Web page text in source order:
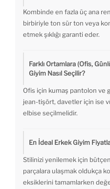
Kombinde en fazla üç ana
birbiriyle ton sür ton veya
etmek şıklığı garanti eder.
Farklı Ortamlara (Ofis,
Giyim Nasıl Seçilir?
Ofis için kumaş pantolon ve
jean-tişört, davetler için ise
elbise seçilmelidir.
En İdeal Erkek Giyim
Stilinizi yenilemek için
parçalara ulaşmak oldukça
eksiklerini tamamlarken